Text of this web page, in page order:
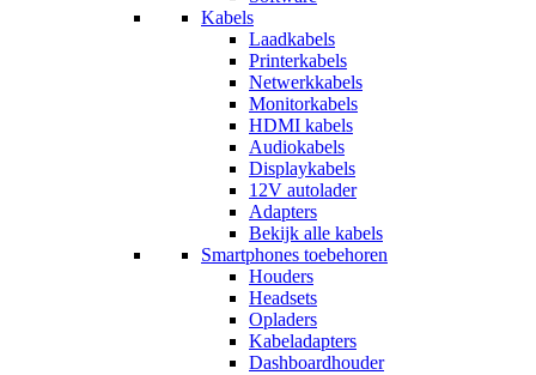
Kabels
Laadkabels
Printerkabels
Netwerkkabels
Monitorkabels
HDMI kabels
Audiokabels
Displaykabels
12V autolader
Adapters
Bekijk alle kabels
Smartphones toebehoren
Houders
Headsets
Opladers
Kabeladapters
Dashboardhouder